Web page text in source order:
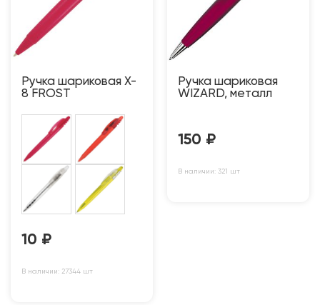
Ручка шариковая X-
8 FROST
10 ₽
В наличии: 27344 шт
Ручка шариковая
WIZARD, металл
150 ₽
В наличии: 321 шт